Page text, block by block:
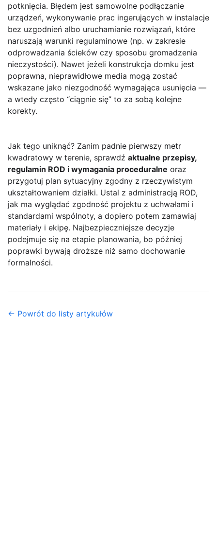
potknięcia. Błędem jest samowolne podłączanie
urządzeń, wykonywanie prac ingerujących w instalacje
bez uzgodnień albo uruchamianie rozwiązań, które
naruszają warunki regulaminowe (np. w zakresie
odprowadzania ścieków czy sposobu gromadzenia
nieczystości). Nawet jeżeli konstrukcja domku jest
poprawna, nieprawidłowe media mogą zostać
wskazane jako niezgodność wymagająca usunięcia —
a wtedy często “ciągnie się” to za sobą kolejne
korekty.
Jak tego uniknąć? Zanim padnie pierwszy metr
kwadratowy w terenie, sprawdź aktualne przepisy,
regulamin ROD i wymagania proceduralne oraz
przygotuj plan sytuacyjny zgodny z rzeczywistym
ukształtowaniem działki. Ustal z administracją ROD,
jak ma wyglądać zgodność projektu z uchwałami i
standardami wspólnoty, a dopiero potem zamawiaj
materiały i ekipę. Najbezpieczniejsze decyzje
podejmuje się na etapie planowania, bo później
poprawki bywają droższe niż samo dochowanie
formalności.
← Powrót do listy artykułów